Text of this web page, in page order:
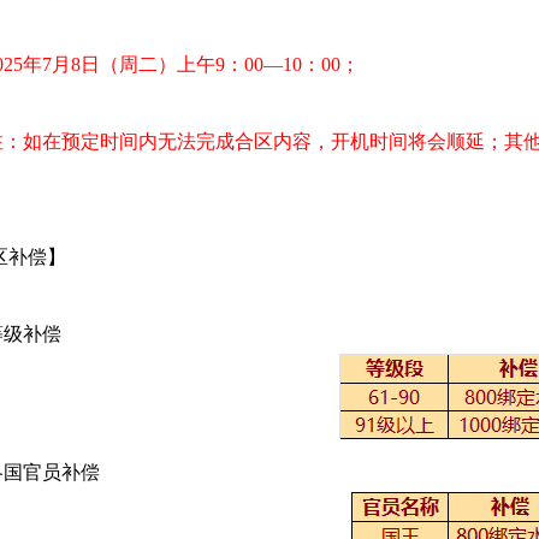
年7月8日（周二）上午9 ：00—10：00；
如在预定时间内无法完成合区内容，开机时间将会顺延；其
偿】
补偿
员补偿